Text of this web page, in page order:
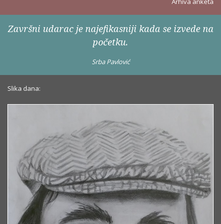
Završni udarac je najefikasniji kada se izvede na
početku.
Srba Pavlović
Slika dana: